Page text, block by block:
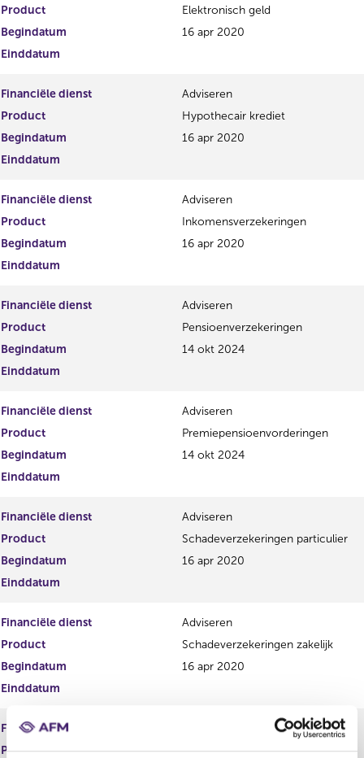
Product
Elektronisch geld
Begindatum
16 apr 2020
Einddatum
Financiële dienst
Adviseren
Product
Hypothecair krediet
Begindatum
16 apr 2020
Einddatum
Financiële dienst
Adviseren
Product
Inkomensverzekeringen
Begindatum
16 apr 2020
Einddatum
Financiële dienst
Adviseren
Product
Pensioenverzekeringen
Begindatum
14 okt 2024
Einddatum
Financiële dienst
Adviseren
Product
Premiepensioenvorderingen
Begindatum
14 okt 2024
Einddatum
Financiële dienst
Adviseren
Product
Schadeverzekeringen particulier
Begindatum
16 apr 2020
Einddatum
Financiële dienst
Adviseren
Product
Schadeverzekeringen zakelijk
Begindatum
16 apr 2020
Einddatum
Financiële dienst
Product
Spaarrekeningen